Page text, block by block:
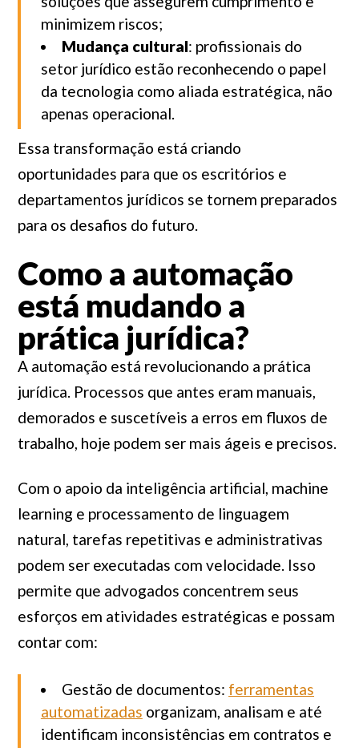
minimizem riscos;
Mudança cultural: profissionais do
setor jurídico estão reconhecendo o papel
da tecnologia como aliada estratégica, não
apenas operacional.
Essa transformação está criando
oportunidades para que os escritórios e
departamentos jurídicos se tornem preparados
para os desafios do futuro.
Como a automação
está mudando a
prática jurídica?
A automação está revolucionando a prática
jurídica. Processos que antes eram manuais,
demorados e suscetíveis a erros em fluxos de
trabalho, hoje podem ser mais ágeis e precisos.
Com o apoio da inteligência artificial, machine
learning e processamento de linguagem
natural, tarefas repetitivas e administrativas
podem ser executadas com velocidade. Isso
permite que advogados concentrem seus
esforços em atividades estratégicas e possam
contar com:
Gestão de documentos: ferramentas
automatizadas organizam, analisam e até
identificam inconsistências em contratos e